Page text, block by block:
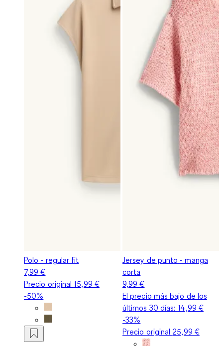
Polo - regular fit
7,99 €
Precio original15,99 €
-50%
Jersey de punto - manga
corta
9,99 €
El precio más bajo de los
últimos 30 días:14,99 €
-33%
Precio original 25,99 €